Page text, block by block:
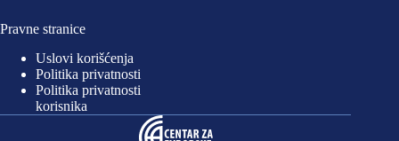
Pravne stranice
Uslovi korišćenja
Politika privatnosti
Politika privatnosti
korisnika